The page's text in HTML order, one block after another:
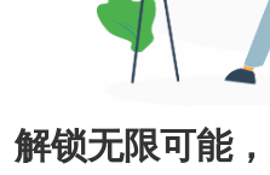
解锁无限可能，